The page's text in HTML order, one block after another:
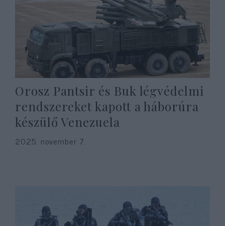
Orosz Pantsir és Buk légvédelmi
rendszereket kapott a háborúra
készülő Venezuela
2025. november 7.